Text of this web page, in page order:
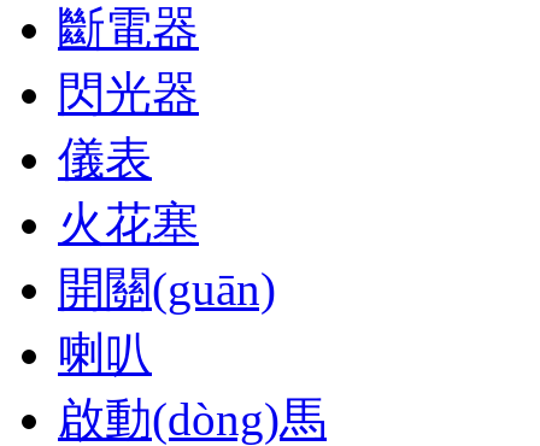
斷電器
閃光器
儀表
火花塞
開關(guān)
喇叭
啟動(dòng)馬